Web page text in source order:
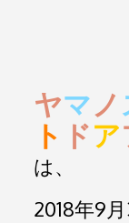
ヤマ ノ
ト ドア
は、
2018年9